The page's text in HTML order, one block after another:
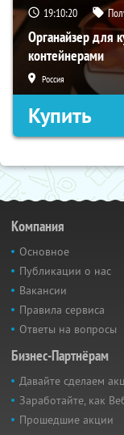
19:10:19
Органайзер для
контейнерами
Россия
Купить
Компания
Основное
Публикации о нас
Вакансии
Правила сервиса
Ответы на вопросы
Бизнес-Партнёрам
Давайте сделаем
Заработайте, как
Прошедшие акции